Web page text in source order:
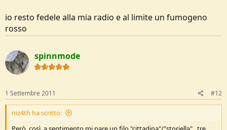
io resto fedele alla mia radio e al limite un fumogeno
rosso
spinnmode
1 Settembre 2011 #12
niz4th ha scritto: